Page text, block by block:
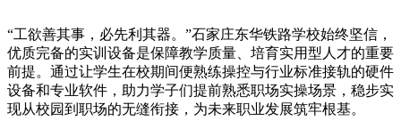
“工欲善其事，必先利其器。”石家庄东华铁路学校始终坚信，
优质完备的实训设备是保障教学质量、培育实用型人才的重要
前提。通过让学生在校期间便熟练操控与行业标准接轨的硬件
设备和专业软件，助力学子们提前熟悉职场实操场景，稳步实
现从校园到职场的无缝衔接，为未来职业发展筑牢根基。